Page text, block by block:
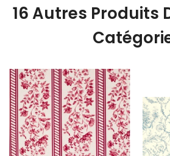
16 Autres Produits